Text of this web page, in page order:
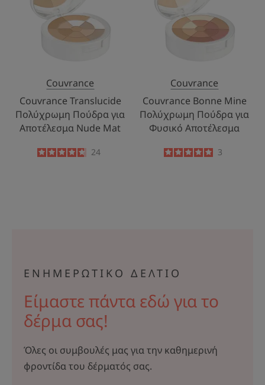
για
Αποτέλεσμα
Nude
Couvrance
Couvrance Translucide
Πολύχρωμη Πούδρα για
Αποτέλεσμα Nude Mat
4.7
/
5
24
Πούδρα
για
Φυσικό
Couvrance
Couvrance Bonne Mine
Πολύχρωμη Πούδρα για
Φυσικό Αποτέλεσμα
5
/
5
3
ΕΝΗΜΕΡΩΤΙΚΟ ΔΕΛΤΙΟ
Είμαστε πάντα εδώ για το
δέρμα σας!
Όλες οι συμβουλές μας για την καθημερινή
φροντίδα του δέρματός σας.